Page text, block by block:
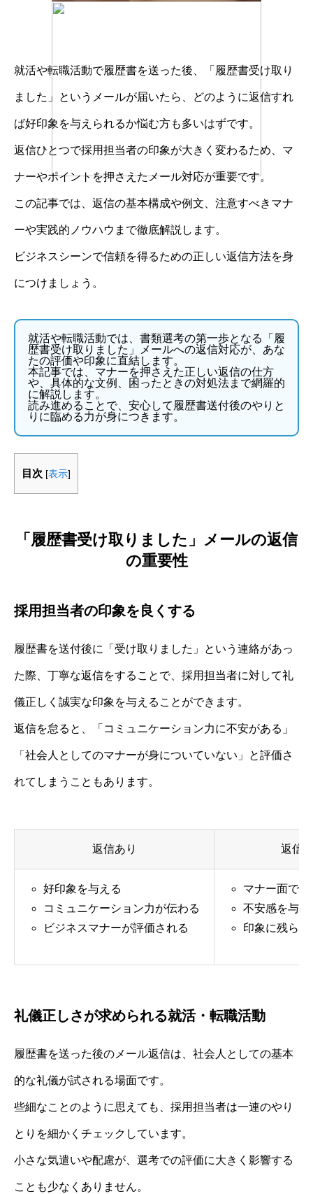
就活や転職活動で履歴書を送った後、「履歴書受け取り
ました」というメールが届いたら、どのように返信すれ
ば好印象を与えられるか悩む方も多いはずです。
返信ひとつで採用担当者の印象が大きく変わるため、マ
ナーやポイントを押さえたメール対応が重要です。
この記事では、返信の基本構成や例文、注意すべきマナ
ーや実践的ノウハウまで徹底解説します。
ビジネスシーンで信頼を得るための正しい返信方法を身
につけましょう。
就活や転職活動では、書類選考の第一歩となる「履
歴書受け取りました」メールへの返信対応が、あな
たの評価や印象に直結します。
本記事では、マナーを押さえた正しい返信の仕方
や、具体的な文例、困ったときの対処法まで網羅的
に解説します。
読み進めることで、安心して履歴書送付後のやりと
りに臨める力が身につきます。
目次 [表示]
「履歴書受け取りました」メールの返信
の重要性
採用担当者の印象を良くする
履歴書を送付後に「受け取りました」という連絡があっ
た際、丁寧な返信をすることで、採用担当者に対して礼
儀正しく誠実な印象を与えることができます。
返信を怠ると、「コミュニケーション力に不安がある」
「社会人としてのマナーが身についていない」と評価さ
れてしまうこともあります。
返信あり 返信
好印象を与える
コミュニケーション力が伝わる
ビジネスマナーが評価される
マナー面で
不安感を与
印象に残らな
礼儀正しさが求められる就活・転職活動
履歴書を送った後のメール返信は、社会人としての基本
的な礼儀が試される場面です。
些細なことのように思えても、採用担当者は一連のやり
とりを細かくチェックしています。
小さな気遣いや配慮が、選考での評価に大きく影響する
ことも少なくありません。